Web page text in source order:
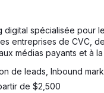
spécialisée pour
entreprises de CVC,
médias payants et à
de leads, Inbound
de $2,500